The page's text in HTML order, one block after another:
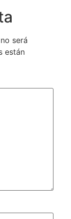
será
están